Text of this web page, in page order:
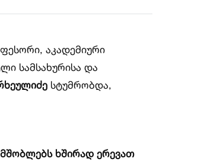
აკადემიური
სამსახურისა და
სტუმრობდა,
ხშირად ერევათ